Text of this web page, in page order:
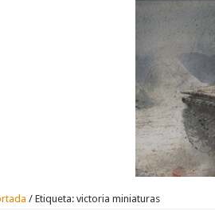
/ Etiqueta: victoria miniaturas